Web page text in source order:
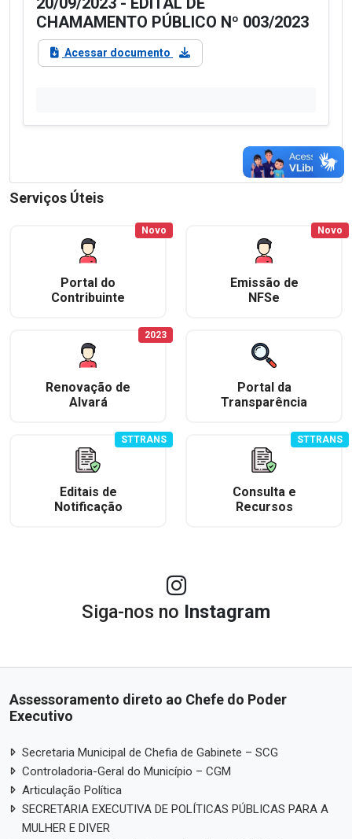
CHAMAMENTO PÚBLICO Nº 003/2023
Acessar documento
Serviços Úteis
Portal do
Contribuinte
Novo
Emissão de
NFSe
Novo
Renovação de
Alvará
2023
Portal da
Transparência
Editais de
Notificação
STTRANS
Consulta e
Recursos
STTRANS
Siga-nos no Instagram
Assessoramento direto ao Chefe do Poder
Executivo
Secretaria Municipal de Chefia de Gabinete – SCG
Controladoria-Geral do Município – CGM
Articulação Política
SECRETARIA EXECUTIVA DE POLÍTICAS PÚBLICAS PARA A
MULHER E DIVER